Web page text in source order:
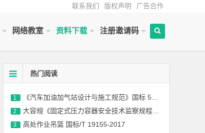
联系我们 版权声明 广告合作
网络教室 资料下载 注册邀请码
热门阅读
1 《汽车加油加气站设计与施工规范》国标 50156-2012(2014年版)
2 大容规《固定式压力容器安全技术监察规程》TSG 21-2016
3 高处作业吊篮 国标/T 19155-2017